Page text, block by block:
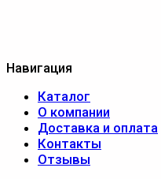
Навигация
Каталог
О компании
Доставка и оплата
Контакты
Отзывы